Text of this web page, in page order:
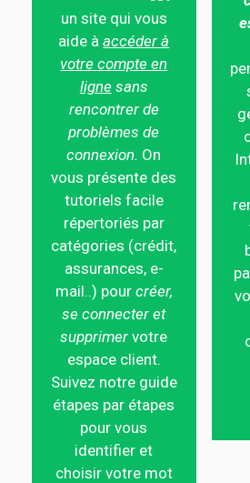
un site qui vous
aide àaccéder à
votre compte en
ligne sans
rencontrer de
problèmes de
connexion. On
vous présente des
tutoriels facile
répertoriés par
catégories (crédit,
assurances, e-
mail..) pour créer,
se connecter et
supprimer votre
espace client.
Suivez notre guide
étapes par étapes
pour vous
identifier et
choisir votre mot